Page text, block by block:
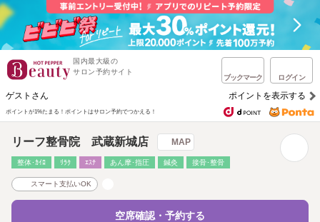
国内最大級の
サロン予約サイト
ブックマーク ログイン
ゲストさん ポイントを表示する
ポイントが1%たまる！ ポイントはサロン予約でつかえる！
リーフ整骨院 武蔵新城店 MAP
整体･ｶｲﾛ ﾘﾗｸ ｴｽﾃ あん摩･指圧 鍼灸 接骨･整骨
スマート支払いOK
空席確認・予約する